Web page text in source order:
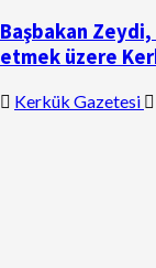
Başbakan
etmek üzere
Kerkük Gazetesi